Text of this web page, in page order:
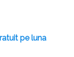
pe luna